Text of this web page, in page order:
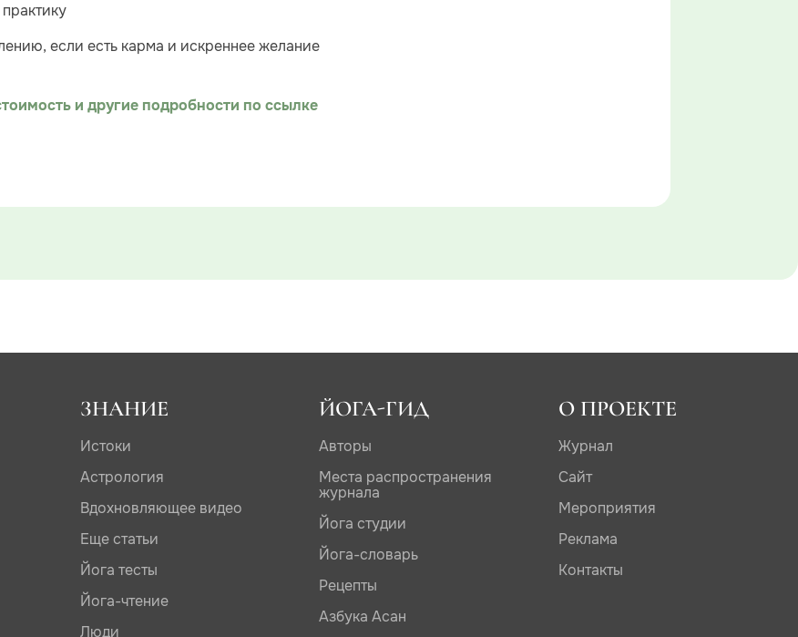
если есть карма и искреннее желание
и другие подробности по ссылке
ЗНАНИЕ
Истоки
Астрология
Вдохновляющее видео
Еще статьи
Йога тесты
Йога-чтение
Люди
ЙОГА-ГИД
Авторы
Места распространения
журнала
Йога студии
Йога-словарь
Рецепты
Азбука Асан
О ПРОЕКТЕ
Журнал
Сайт
Мероприятия
Реклама
Контакты